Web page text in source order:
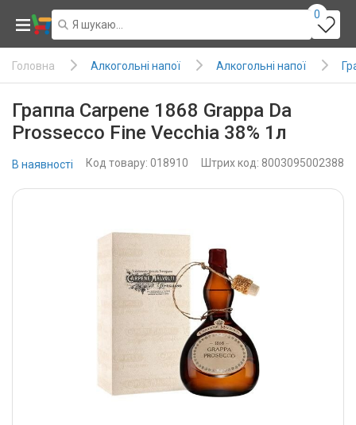
0
Головна Алкогольні напої Алкогольні напої
Граппа Carpene 1868 Grappa Da
Prossecco Fine Vecchia 38% 1л
В наявності Код товару: 018910 Штрих код: 8003095002388